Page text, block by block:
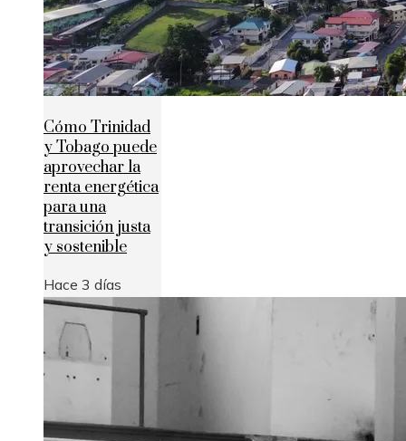
Cómo Trinidad
y Tobago puede
aprovechar la
renta energética
para una
transición justa
y sostenible
Hace 3 días